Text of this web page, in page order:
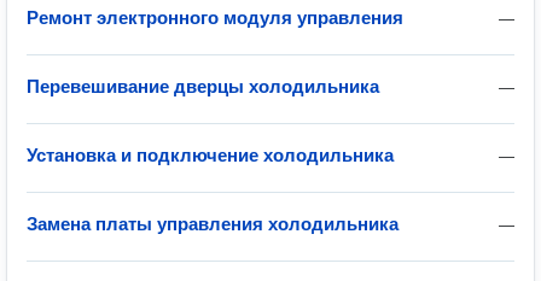
—
Ремонт электронного модуля управления
—
Перевешивание дверцы холодильника
—
Установка и подключение холодильника
—
Замена платы управления холодильника